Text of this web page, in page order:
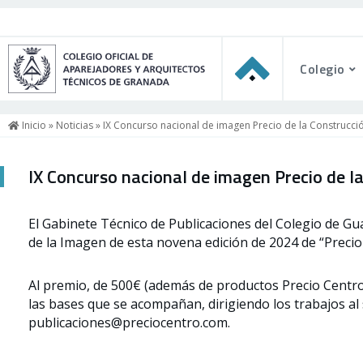
Colegio
Inicio » Noticias» IX Concurso nacional de imagen Precio de la
IX Concurso nacional de imagen Precio de
El Gabinete Técnico de Publicaciones del Colegio de
de la Imagen de esta novena edición de 2024 de
Al premio, de 500€ (además de productos Precio
las bases que se acompañan, dirigiendo los trabajos
publicaciones@preciocentro.com.